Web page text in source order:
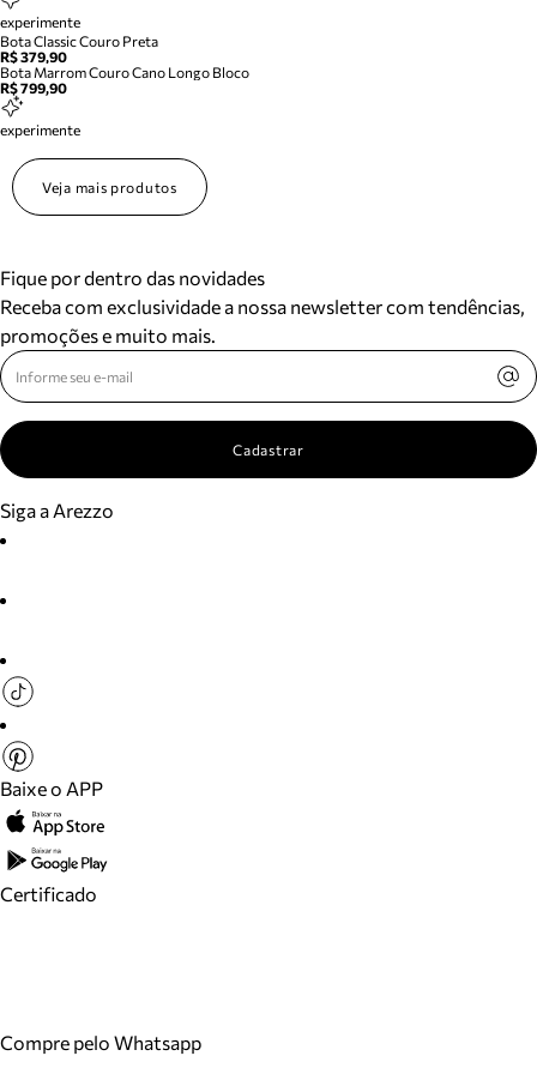
experimente
Bota Classic Couro Preta
R$ 379,90
Bota Marrom Couro Cano Longo Bloco
R$ 799,90
experimente
Veja mais produtos
Fique por dentro das novidades
Receba com exclusividade a nossa newsletter com tendências,
promoções e muito mais.
Cadastrar
Siga a Arezzo
Baixe o APP
Certificado
Compre pelo Whatsapp